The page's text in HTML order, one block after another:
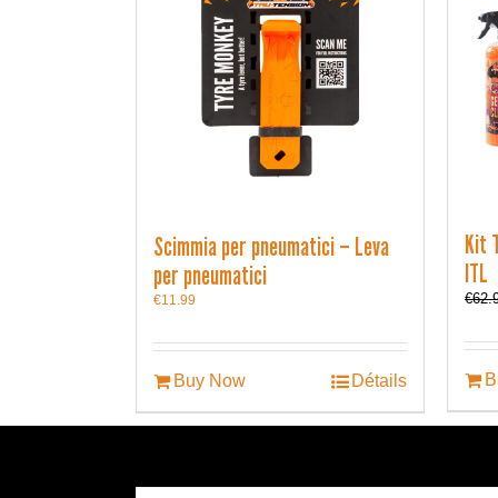
Scimmia per pneumatici – Leva
per pneumatici
€11.99
Buy Now Détails
Kit
ITL
€